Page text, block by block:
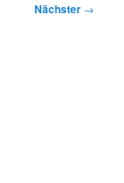
Nächster →